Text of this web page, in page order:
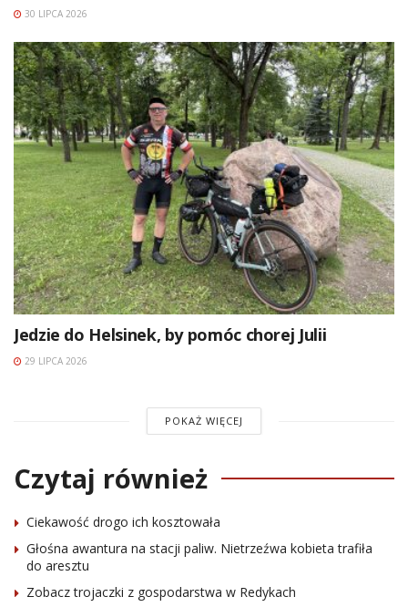
30 LIPCA 2026
Jedzie do Helsinek, by pomóc chorej Julii
29 LIPCA 2026
POKAŻ WIĘCEJ
Czytaj również
Ciekawość drogo ich kosztowała
Głośna awantura na stacji paliw. Nietrzeźwa kobieta trafiła
do aresztu
Zobacz trojaczki z gospodarstwa w Redykach